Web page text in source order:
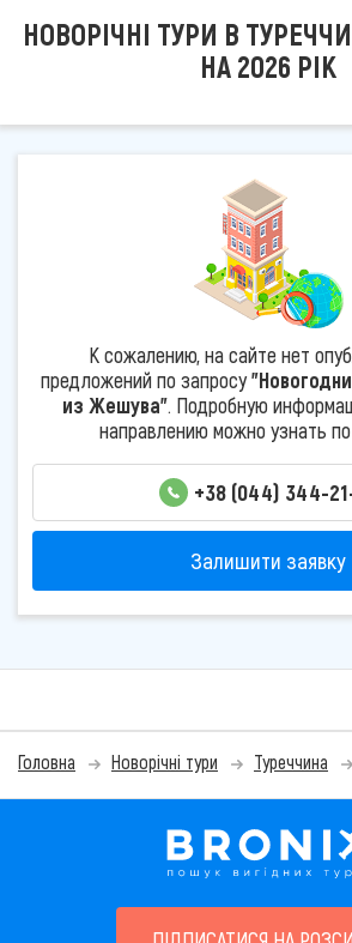
НОВОРІЧНІ ТУРИ В
НА 2026 РІК
К сожалению, на сайте нет
предложений по запросу
из Жешува". Подробную
направлению можно узнать
+38 (044) 344-
Залишити заявку
Головна Новорічні тури Туреччина